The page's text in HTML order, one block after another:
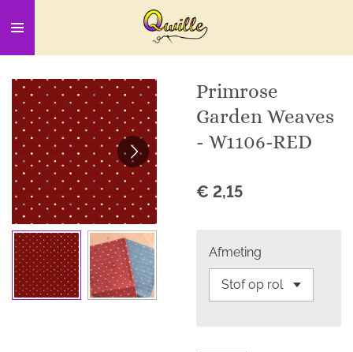
direct
naar
de
hoofdinhoud
Primrose
Garden Weaves
- W1106-RED
€ 2,15
Afmeting